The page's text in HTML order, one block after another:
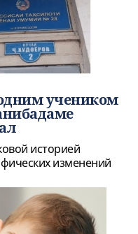
учеником
историей
изменений